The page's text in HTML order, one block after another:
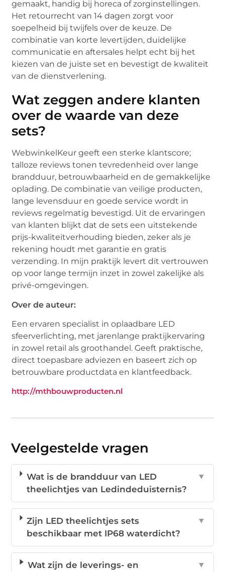
gemaakt, handig bij horeca of zorginstellingen.
Het retourrecht van 14 dagen zorgt voor
soepelheid bij twijfels over de keuze. De
combinatie van korte levertijden, duidelijke
communicatie en aftersales helpt echt bij het
kiezen van de juiste set en bevestigt de kwaliteit
van de dienstverlening.
Wat zeggen andere klanten
over de waarde van deze
sets?
WebwinkelKeur geeft een sterke klantscore;
talloze reviews tonen tevredenheid over lange
brandduur, betrouwbaarheid en de gemakkelijke
oplading. De combinatie van veilige producten,
lange levensduur en goede service wordt in
reviews regelmatig bevestigd. Uit de ervaringen
van klanten blijkt dat de sets een uitstekende
prijs-kwaliteitverhouding bieden, zeker als je
rekening houdt met garantie en gratis
verzending. In mijn praktijk levert dit vertrouwen
op voor lange termijn inzet in zowel zakelijke als
privé-omgevingen.
Over de auteur:
Een ervaren specialist in oplaadbare LED
sfeerverlichting, met jarenlange praktijkervaring
in zowel retail als groothandel. Geeft praktische,
direct toepasbare adviezen en baseert zich op
betrouwbare productdata en klantfeedback.
http://mthbouwproducten.nl
Veelgestelde vragen
Wat is de brandduur van LED
theelichtjes van Ledindeduisternis?
▼
Zijn LED theelichtjes sets
beschikbaar met IP68 waterdicht?
▼
Wat zijn de leverings- en
▼